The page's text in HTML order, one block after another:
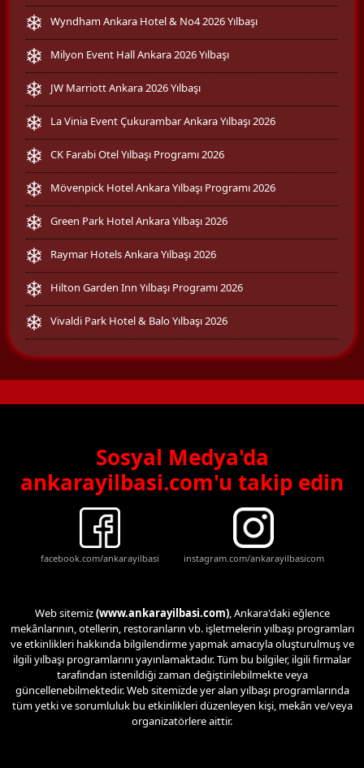
Wyndham Ankara Hotel & No4 2026 Yılbaşı
Milyon Event Hall Ankara 2026 Yılbaşı
JW Marriott Ankara 2026 Yılbaşı
La Vinia Event Çukurambar Ankara Yılbaşı 2026
CK Farabi Otel Yılbaşı Programı 2026
Mövenpick Hotel Ankara Yılbaşı Programı 2026
Green Park Hotel Ankara Yılbaşı 2026
Raymar Hotels Ankara Yılbaşı 2026
Hilton Garden Inn Yılbaşı Programı 2026
Vivaldi Park Hotel & Balo Yılbaşı 2026
Sosyal Medya'da
ankarayilbasi.com'u takip edin
facebook.com/ankarayilbasi instagram.com/ankarayilbasicom
Web sitemiz(www.ankarayilbasi.com), Ankara'daki eğlence
mekânlarının, otellerin, restoranların vb. işletmelerin yılbaşı programları
ve etkinlikleri hakkında bilgilendirme yapmak amacıyla oluşturulmuş ve
ilgili yılbaşı programlarını yayınlamaktadır. Tüm bu bilgiler, ilgili firmalar
tarafından istenildiği zaman değiştirilebilmekte veya
güncellenebilmektedir. Web sitemizde yer alan yılbaşı programlarında
tüm yetki ve sorumluluk bu etkinlikleri düzenleyen kişi, mekân ve/veya
organizatörlere aittir.